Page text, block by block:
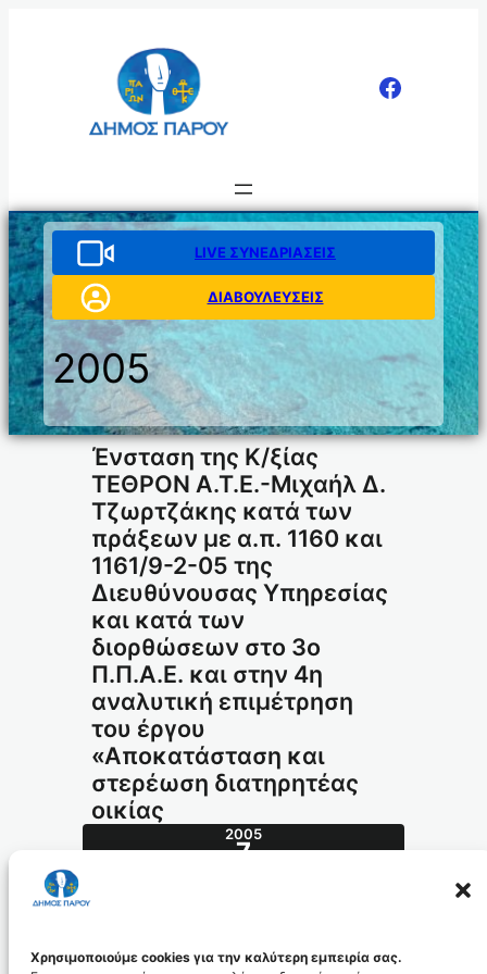
Χρησιμοποιούμε cookies για την καλύτερη εμπειρία σας.
LIVE ΣΥΝΕΔΡΙΑΣΕΙΣ
ΔΙΑΒΟΥΛΕΥΣΕΙΣ
2005
Ένσταση της Κ/ξίας
ΤΕΘΡΟΝ Α.Τ.Ε.-Μιχαήλ Δ.
Τζωρτζάκης κατά των
πράξεων με α.π. 1160 και
1161/9-2-05 της
Διευθύνουσας Υπηρεσίας
και κατά των
διορθώσεων στο 3ο
Π.Π.Α.Ε. και στην 4η
αναλυτική επιμέτρηση
του έργου
«Αποκατάσταση και
στερέωση διατηρητέας
οικίας
2005
7
101.2005_id313